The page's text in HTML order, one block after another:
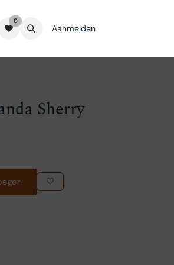
0
Aanmelden
Sherry